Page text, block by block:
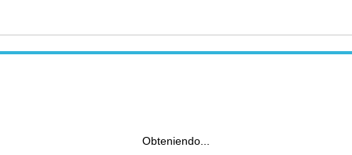
Obteniendo...